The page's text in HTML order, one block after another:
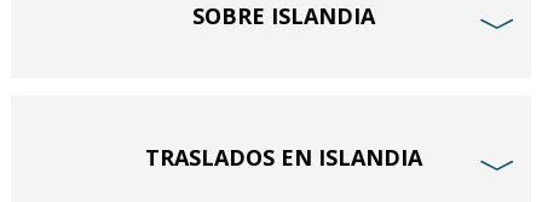
SOBRE ISLANDIA ﹀
TRASLADOS EN ISLANDIA ﹀